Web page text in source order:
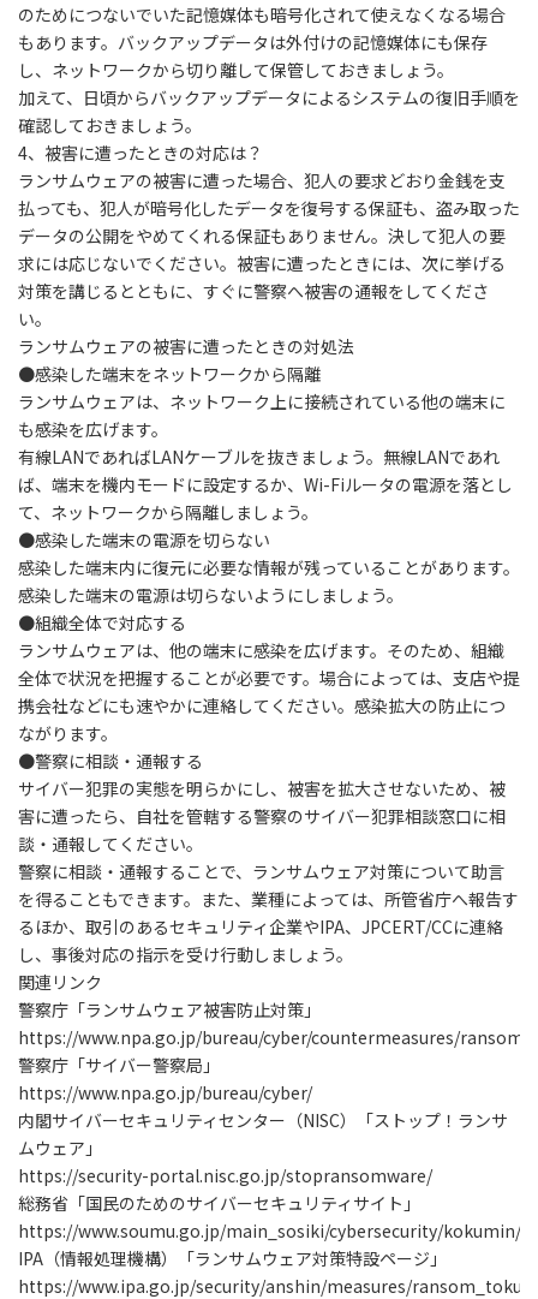
のためにつないでいた記憶媒体も暗号化されて使えなくなる場合
もあります。バックアップデータは外付けの記憶媒体にも保存
し、ネットワークから切り離して保管しておきましょう。
加えて、日頃からバックアップデータによるシステムの復旧手順を
確認しておきましょう。
4、被害に遭ったときの対応は？
ランサムウェアの被害に遭った場合、犯人の要求どおり金銭を支
払っても、犯人が暗号化したデータを復号する保証も、盗み取った
データの公開をやめてくれる保証もありません。決して犯人の要
求には応じないでください。被害に遭ったときには、次に挙げる
対策を講じるとともに、すぐに警察へ被害の通報をしてくださ
い。
ランサムウェアの被害に遭ったときの対処法
●感染した端末をネットワークから隔離
ランサムウェアは、ネットワーク上に接続されている他の端末に
も感染を広げます。
有線LANであればLANケーブルを抜きましょう。無線LANであれ
ば、端末を機内モードに設定するか、Wi-Fiルータの電源を落とし
て、ネットワークから隔離しましょう。
●感染した端末の電源を切らない
感染した端末内に復元に必要な情報が残っていることがあります。
感染した端末の電源は切らないようにしましょう。
●組織全体で対応する
ランサムウェアは、他の端末に感染を広げます。そのため、組織
全体で状況を把握することが必要です。場合によっては、支店や提
携会社などにも速やかに連絡してください。感染拡大の防止につ
ながります。
●警察に相談・通報する
サイバー犯罪の実態を明らかにし、被害を拡大させないため、被
害に遭ったら、自社を管轄する警察のサイバー犯罪相談窓口に相
談・通報してください。
警察に相談・通報することで、ランサムウェア対策について助言
を得ることもできます。また、業種によっては、所管省庁へ報告す
るほか、取引のあるセキュリティ企業やIPA、JPCERT/CCに連絡
し、事後対応の指示を受け行動しましょう。
関連リンク
警察庁「ランサムウェア被害防止対策」
https://www.npa.go.jp/bureau/cyber/countermeasures/
警察庁「サイバー警察局」
https://www.npa.go.jp/bureau/cyber/
内閣サイバーセキュリティセンター（NISC）「ストップ！ランサ
ムウェア」
https://security-portal.nisc.go.jp/stopransomware/
総務省「国民のためのサイバーセキュリティサイト」
https://www.soumu.go.jp/main_sosiki/cybersecurity/kokumin/
IPA（情報処理機構）「ランサムウェア対策特設ページ」
https://www.ipa.go.jp/security/anshin/measures/